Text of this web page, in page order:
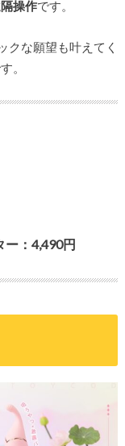
操作です。
クな願望も叶えてく
。
ー：4,490円